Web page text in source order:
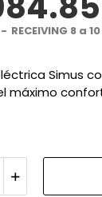
RECEIVING 8 a
Simus
máximo